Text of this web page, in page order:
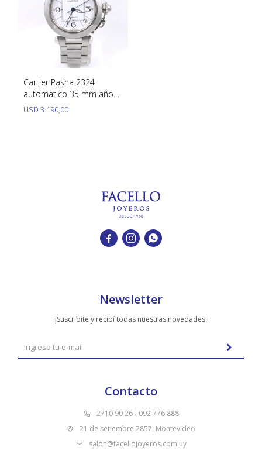
Cartier Pasha 2324
automático 35 mm año
2005 aproximadamente
USD 3.190,00
  
Contacto
2710 90 26 - 092 776 888
21 de setiembre 2857, Montevideo
salon@facellojoyeros.com.uy
Newsletter
¡Suscribite y recibí todas nuestras novedades!